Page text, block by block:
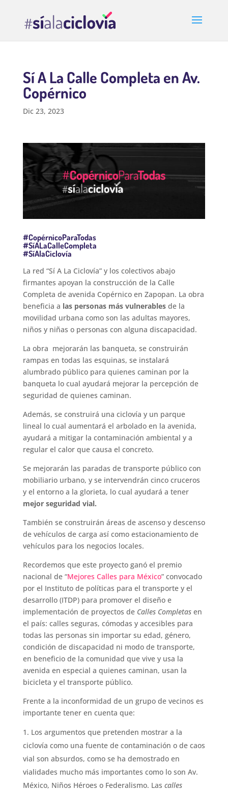
Sí A La Calle Completa en Av.
Copérnico
Dic 23, 2023
#CopérnicoParaTodas
#SíALaCalleCompleta
#SíAlaCiclovía
La red “Sí A La Ciclovía” y los colectivos abajo
firmantes apoyan la construcción de la Calle
Completa de avenida Copérnico en Zapopan. La obra
beneficia a las personas más vulnerablesde la
movilidad urbana como son las adultas mayores,
niños y niñas o personas con alguna discapacidad.
La obra mejorarán las banqueta, se construirán
rampas en todas las esquinas, se instalará
alumbrado público para quienes caminan por la
banqueta lo cual ayudará mejorar la percepción de
seguridad de quienes caminan.
Además, se construirá una ciclovía y un parque
lineal lo cual aumentará el arbolado en la avenida,
ayudará a mitigar la contaminación ambiental y a
regular el calor que causa el concreto.
Se mejorarán las paradas de transporte público con
mobiliario urbano, y se intervendrán cinco cruceros
y el entorno a la glorieta, lo cual ayudará a tener
mejor seguridad vial.
También se construirán áreas de ascenso y descenso
de vehículos de carga así como estacionamiento de
vehículos para los negocios locales.
Recordemos que este proyecto ganó el premio
nacional de “Mejores Calles para México” convocado
por el Instituto de políticas para el transporte y el
desarrollo (ITDP) para promover el diseño e
implementación de proyectos de Calles Completasen
el país: calles seguras, cómodas y accesibles para
todas las personas sin importar su edad, género,
condición de discapacidad ni modo de transporte,
en beneficio de la comunidad que vive y usa la
avenida en especial a quienes caminan, usan la
bicicleta y el transporte público.
Frente a la inconformidad de un grupo de vecinos es
importante tener en cuenta que:
Los argumentos que pretenden mostrar a la
ciclovía como una fuente de contaminación o de caos
vial son absurdos, como se ha demostrado en
vialidades mucho más importantes como lo son Av.
México, Niños Héroes o Federalismo. Las calles